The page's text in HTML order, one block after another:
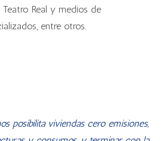
Real y medios de
entre otros.
posibilita viviendas cero emisiones,